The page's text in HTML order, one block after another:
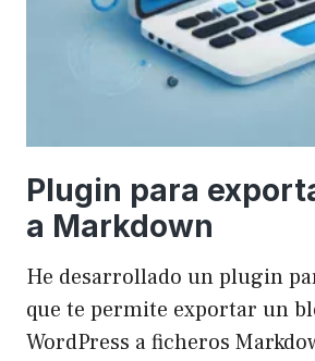
Plugin para
a Markdown
He desarrollado un plugin
que te permite exportar un
WordPress a ficheros